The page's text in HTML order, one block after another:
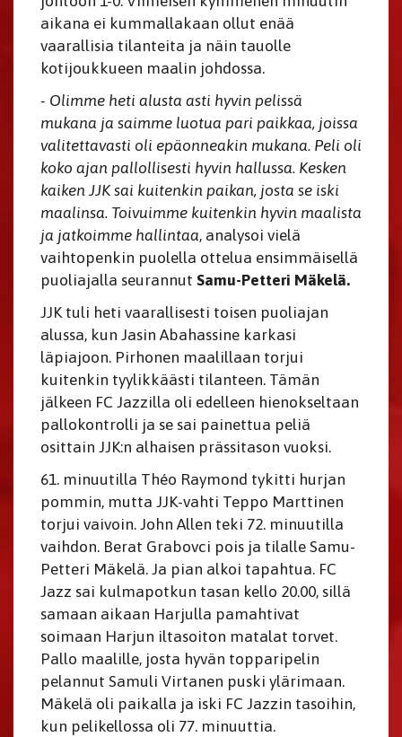
aikana ei kummallakaan ollut enää
vaarallisia tilanteita ja näin tauolle
kotijoukkueen maalin johdossa.
- Olimme heti alusta asti hyvin pelissä
mukana ja saimme luotua pari paikkaa, joissa
valitettavasti oli epäonneakin mukana. Peli oli
koko ajan pallollisesti hyvin hallussa. Kesken
kaiken JJK sai kuitenkin paikan, josta se iski
maalinsa. Toivuimme kuitenkin hyvin maalista
ja jatkoimme hallintaa, analysoi vielä
vaihtopenkin puolella ottelua ensimmäisellä
puoliajalla seurannut Samu-Petteri Mäkelä.
JJK tuli heti vaarallisesti toisen puoliajan
alussa, kun Jasin Abahassine karkasi
läpiajoon. Pirhonen maalillaan torjui
kuitenkin tyylikkäästi tilanteen. Tämän
jälkeen FC Jazzilla oli edelleen hienokseltaan
pallokontrolli ja se sai painettua peliä
osittain JJK:n alhaisen prässitason vuoksi.
61. minuutilla Théo Raymond tykitti hurjan
pommin, mutta JJK-vahti Teppo Marttinen
torjui vaivoin. John Allen teki 72. minuutilla
vaihdon. Berat Grabovci pois ja tilalle Samu-
Petteri Mäkelä. Ja pian alkoi tapahtua. FC
Jazz sai kulmapotkun tasan kello 20.00, sillä
samaan aikaan Harjulla pamahtivat
soimaan Harjun iltasoiton matalat torvet.
Pallo maalille, josta hyvän topparipelin
pelannut Samuli Virtanen puski ylärimaan.
Mäkelä oli paikalla ja iski FC Jazzin tasoihin,
kun pelikellossa oli 77. minuuttia.